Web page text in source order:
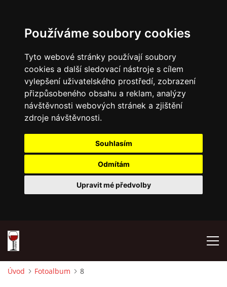
Používáme soubory cookies
Tyto webové stránky používají soubory
cookies a další sledovací nástroje s cílem
vylepšení uživatelského prostředí, zobrazení
přizpůsobeného obsahu a reklam, analýzy
návštěvnosti webových stránek a zjištění
zdroje návštěvnosti.
Souhlasím
Odmítám
Upravit mé předvolby
Úvod Fotoalbum 8